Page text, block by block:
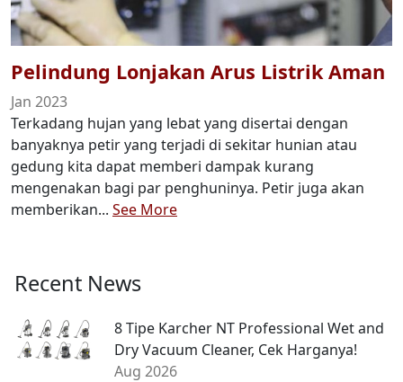
Pelindung Lonjakan Arus Listrik Aman
Jan 2023
Terkadang hujan yang lebat yang disertai dengan
banyaknya petir yang terjadi di sekitar hunian atau
gedung kita dapat memberi dampak kurang
mengenakan bagi par penghuninya. Petir juga akan
memberikan... See More
Recent News
8 Tipe Karcher NT Professional Wet and
Dry Vacuum Cleaner, Cek Harganya!
Aug 2026